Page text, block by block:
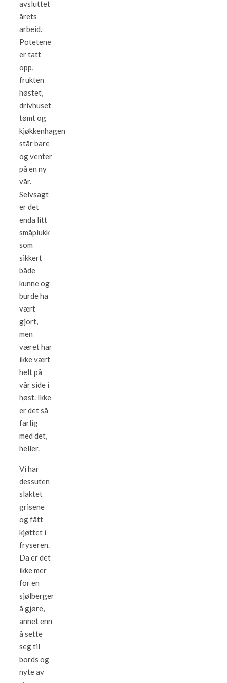
avsluttet
årets
arbeid.
Potetene
er tatt
opp,
frukten
høstet,
drivhuset
tømt og
kjøkkenhagen
står bare
og venter
på en ny
vår.
Selvsagt
er det
enda litt
småplukk
som
sikkert
både
kunne og
burde ha
vært
gjort,
men
været har
ikke vært
helt på
vår side i
høst. Ikke
er det så
farlig
med det,
heller.
Vi har
dessuten
slaktet
grisene
og fått
kjøttet i
fryseren.
Da er det
ikke mer
for en
sjølberger
å gjøre,
annet enn
å sette
seg til
bords og
nyte av